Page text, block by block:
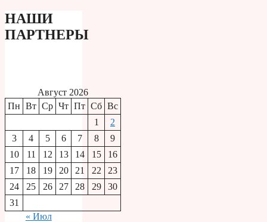
НАШИ
ПАРТНЕРЫ
Август 2026
Пн Вт Ср Чт Пт Сб Вс
1
2
3
4 5 6 7 8
9
10
11 12 13 14 15
16
17
18 19 20 21 22
23
24
25 26 27 28 29
30
31
« Июл